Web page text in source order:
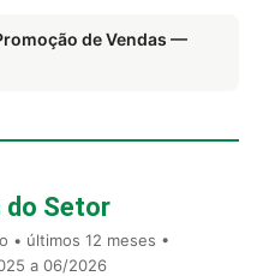
de Vendas —
do Setor
• últimos 12 meses •
a 06/2026